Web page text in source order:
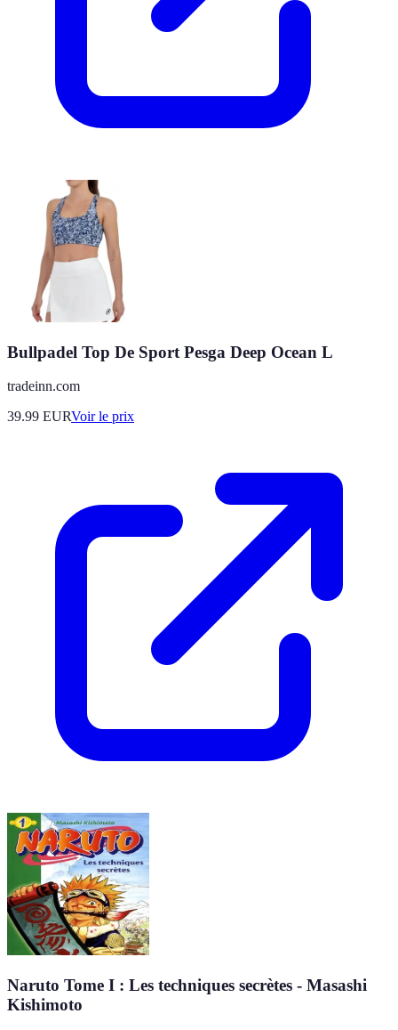
Bullpadel Top De Sport Pesga Deep Ocean L
tradeinn.com
39.99 EURVoir le prix
Naruto Tome I : Les techniques secrètes - Masashi
Kishimoto